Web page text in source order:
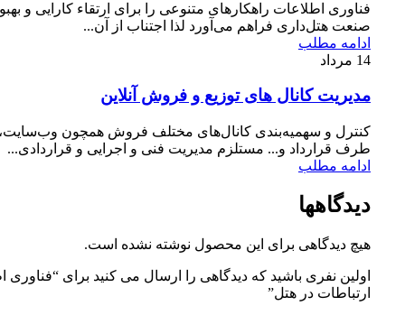
فناوری اطلاعات راهکارهای متنوعی را برای ارتقاء کارایی و
صنعت هتل‌داری فراهم می‌آورد لذا اجتناب از آن...
ادامه مطلب
14 مرداد
مدیریت کانال‌ های توزیع و فروش آنلاین
کنترل و سهمیه‌بندی کانال‌های مختلف فروش همچون وب‌سایت،
طرف قرارداد و... مستلزم مدیریت فنی و اجرایی و قراردادی...
ادامه مطلب
دیدگاهها
هیچ دیدگاهی برای این محصول نوشته نشده است.
اولین نفری باشید که دیدگاهی را ارسال می کنید برای “فناوری
ارتباطات در هتل”